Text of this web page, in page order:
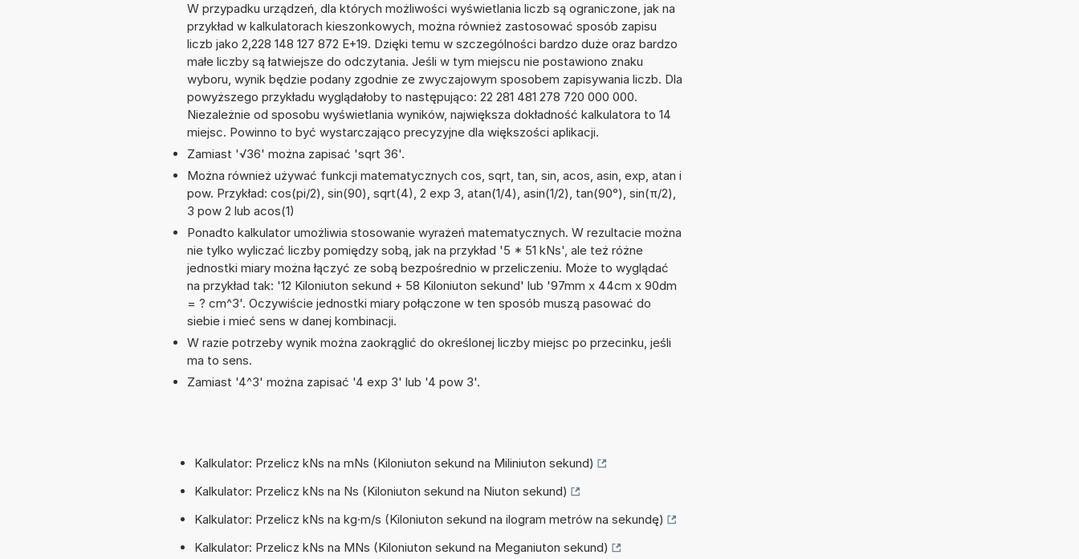
W przypadku urządzeń, dla których możliwości wyświetlania liczb są ograniczone, jak na
przykład w kalkulatorach kieszonkowych, można również zastosować sposób zapisu
liczb jako 2,228 148 127 872 E+19. Dzięki temu w szczególności bardzo duże oraz bardzo
małe liczby są łatwiejsze do odczytania. Jeśli w tym miejscu nie postawiono znaku
wyboru, wynik będzie podany zgodnie ze zwyczajowym sposobem zapisywania liczb. Dla
powyższego przykładu wyglądałoby to następująco: 22 281 481 278 720 000 000.
Niezależnie od sposobu wyświetlania wyników, największa dokładność kalkulatora to 14
miejsc. Powinno to być wystarczająco precyzyjne dla większości aplikacji.
Zamiast '√36' można zapisać 'sqrt 36'.
Można również używać funkcji matematycznych cos, sqrt, tan, sin, acos, asin, exp, atan i
pow. Przykład: cos(pi/2), sin(90), sqrt(4), 2 exp 3, atan(1/4), asin(1/2), tan(90°), sin(π/2),
3 pow 2 lub acos(1)
Ponadto kalkulator umożliwia stosowanie wyrażeń matematycznych. W rezultacie można
nie tylko wyliczać liczby pomiędzy sobą, jak na przykład '5 * 51 kNs', ale też różne
jednostki miary można łączyć ze sobą bezpośrednio w przeliczeniu. Może to wyglądać
na przykład tak: '12 Kiloniuton sekund + 58 Kiloniuton sekund' lub '97mm x 44cm x 90dm
= ? cm^3'. Oczywiście jednostki miary połączone w ten sposób muszą pasować do
siebie i mieć sens w danej kombinacji.
W razie potrzeby wynik można zaokrąglić do określonej liczby miejsc po przecinku, jeśli
ma to sens.
Zamiast '4^3' można zapisać '4 exp 3' lub '4 pow 3'.
Kalkulator: Przelicz kNs na mNs (Kiloniuton sekund na Miliniuton sekund)
Kalkulator: Przelicz kNs na Ns (Kiloniuton sekund na Niuton sekund)
Kalkulator: Przelicz kNs na kg·m/s (Kiloniuton sekund na ilogram metrów na sekundę)
Kalkulator: Przelicz kNs na MNs (Kiloniuton sekund na Meganiuton sekund)